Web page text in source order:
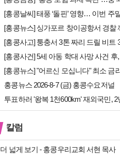
홍콩뉴스 2026-8-7 (금) 홍콩수요저널
칼럼
더 넓게 보기 - 홍콩우리교회 서현 목사